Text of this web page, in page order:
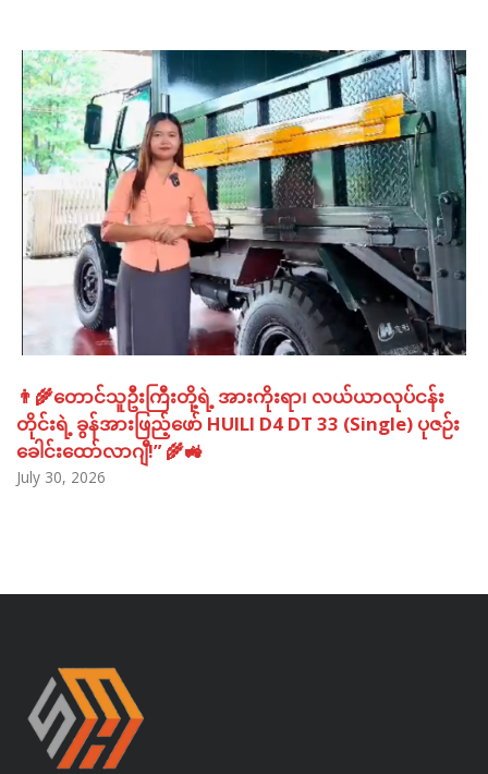
👨‍🌾တောင်သူဦးကြီးတို့ရဲ့ အားကိုးရာ၊ လယ်ယာလုပ်ငန်း
တိုင်းရဲ့ ခွန်အားဖြည့်ဖော် HUILI D4 DT 33 (Single) ပုဇဉ်း
ခေါင်းထော်လာဂျီ!” 🌾🚜
July 30, 2026